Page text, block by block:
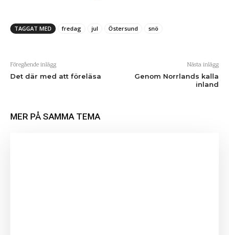
TAGGAT MED fredag jul Östersund snö
Föregående inlägg
Det där med att föreläsa
Nästa inlägg
Genom Norrlands kalla
inland
MER PÅ SAMMA TEMA